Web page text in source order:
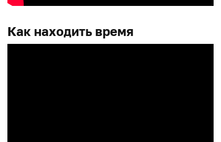
Как находить время